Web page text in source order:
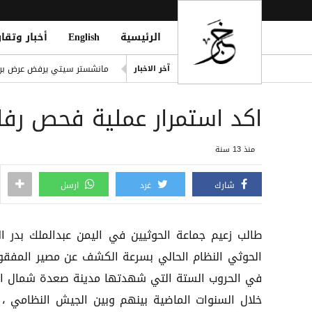
الرئيسية English أخبار
آخر الاخبار
مانشستر سيتي يرفض عرض
وفاة امرأتين وغرق أحياء
دفاع شبوة تُعلن الرد على
اكد استمرار عملية فحص
منذ 13 سنة
شارك غرد ارسل
طالب زعيم جماعة الحوثيين في اليمن عبدالملك بدر
الحوثي النظام الحالي بسرعة الكشف عن مصير
في الحروب الستة التي شهدتها مدينة صعدة شمال
خلال السنوات الماضية بينهم وبين الجيش النظامي